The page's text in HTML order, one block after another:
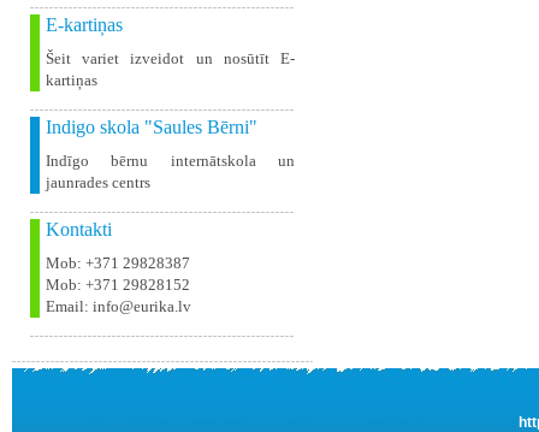
E-kartiņas
Šeit variet izveidot un nosūtīt E-
kartiņas
Indigo skola "Saules Bērni"
Indīgo bērnu internātskola un
jaunrades centrs
Kontakti
Mob: +371 29828387
Mob: +371 29828152
Email: info@eurika.lv